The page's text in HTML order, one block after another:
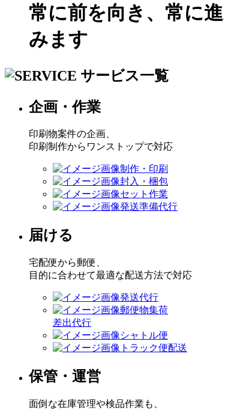
常に前を向き、常に進
みます
サービス一覧
企画・作業
印刷物案件の企画、
印刷制作からワンストップで対応
制作・印刷
封入・梱包
セット作業
発送準備代行
届ける
宅配便から郵便、
目的に合わせて最適な配送方法で対応
発送代行
郵便物集荷
差出代行
シャトル便
トラック便配送
保管・運営
面倒な在庫管理や検品作業も、